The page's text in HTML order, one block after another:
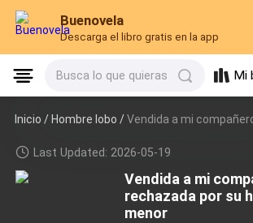
Buenovela
Descarga el libro gratis en la app
Busca lo que quieras Mi
Inicio /Hombre lobo /Vendida a mi compañero,
Last Updated: 2026-05-19
Vendida a mi
rechazada por su
menor